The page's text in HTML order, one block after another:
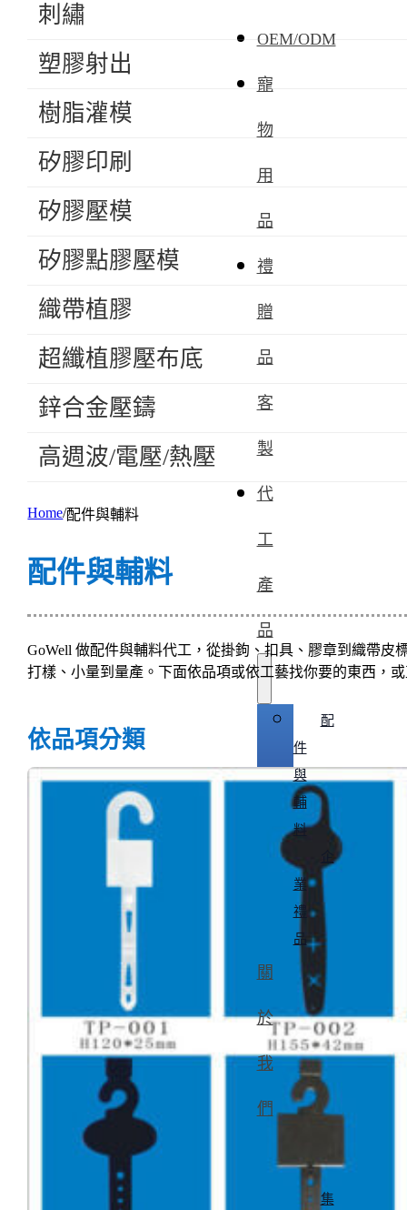
OEM/ODM
寵
物
用
品
禮
贈
品
客
製
代
工
產
品
配
件
與
輔
料
企
業
禮
品
關
於
我
們
集
刺繡
塑膠射出
樹脂灌模
矽膠印刷
矽膠壓模
矽膠點膠壓模
織帶植膠
超纖植膠壓布底
鋅合金壓鑄
高週波/電壓/熱壓
Home 配件與輔料
配件與輔料
GoWell 做配件與輔料代工，從掛鉤、扣具、膠章到織帶
打樣、小量到量產。下面依品項或依工藝找你要的東西，
依品項分類